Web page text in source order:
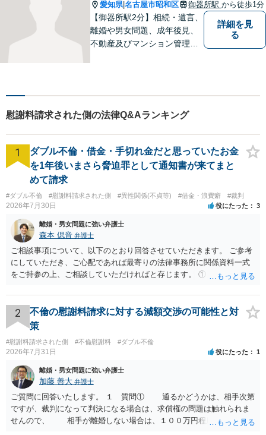
愛知県|名古屋市昭和区 御器所駅 から徒歩1分
【御器所駅2分】相続・遺言、
離婚や男女問題、成年後見、
不動産及びマンション管理な
い、丁寧な説明と迅速な対応
を心がけております。【完全
個室】【法テラス利用可】
詳細を見
る
慰謝料請求された側の法律Q&Aランキング
1
ダブル不倫・借金・手切れ金だと思っていたお金
を1年後いまさら脅迫罪として通知書が来てまと
めて請求
#ダブル不倫 #慰謝料請求された側 #異性関係(不貞等) #借金・浪費癖 #裁判
2026年7月30日 役にたった 3
離婚・男女問題に強い弁護士
森本 偲音 弁護士
ご相談事項について、以下のとおり回答させていただきます。 ご参考
にしていただき、ご心配であれば最寄りの法律事務所に関係資料一式
をご持参の上、ご相談していただければと存じます。 ① このLINEの
される可能性はあるのか ⇒LINEを含む１００万円の貸付に至るまでの
やり取り等の経緯、誓約書の内容等を踏まえて、関係を清算するため
の 金銭であったと評価される可能性はあると考えます。 ② 「今後一
切関与しないなら100万円振り込む」というLINEや誓約書は、裁判上
どの程度証拠価値があるのか ⇒前後のやり取りや誓約書の具体的内容
を見ない限り、具体的な判断はできませんが、一定の証拠価値はある
と考えます。 ③ 借用書があっても、後から100万円を貸付扱いに変更
することは認められるのか。 ⇒おそらく１００万円は不当利得（受け
取る正当な権利がないのに利益を取得した）として返還請求されてい
るものかと推察しますので、 貸金返還ではないかと存じます。 ④ 私
は現在、収入も不安定で貯金もなくリボ払い借金が既に約100万あり。
今年に再婚したが主人はお金に厳しい為、一括で220万円を支払う事は
2
不倫の慰謝料請求に対する減額交渉の可能性と対
策
#慰謝料請求された側 #不倫慰謝料 #ダブル不倫
2026年7月31日 役にたった 1
離婚・男女問題に強い弁護士
加藤 善大 弁護士
ご質問に回答いたします。 １ 質問① 通るかどうかは、相手次第
ですが、裁判になって判決になる場合は、求償権の問題は触れられま
せんので、 相手が離婚しない場合は、１００万円程度となる可能